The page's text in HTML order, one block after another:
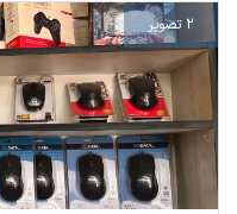
2 تصویر